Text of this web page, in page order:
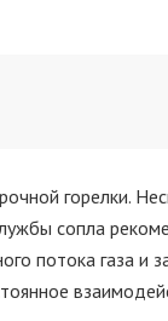
горелки.
сопла
потока газа и